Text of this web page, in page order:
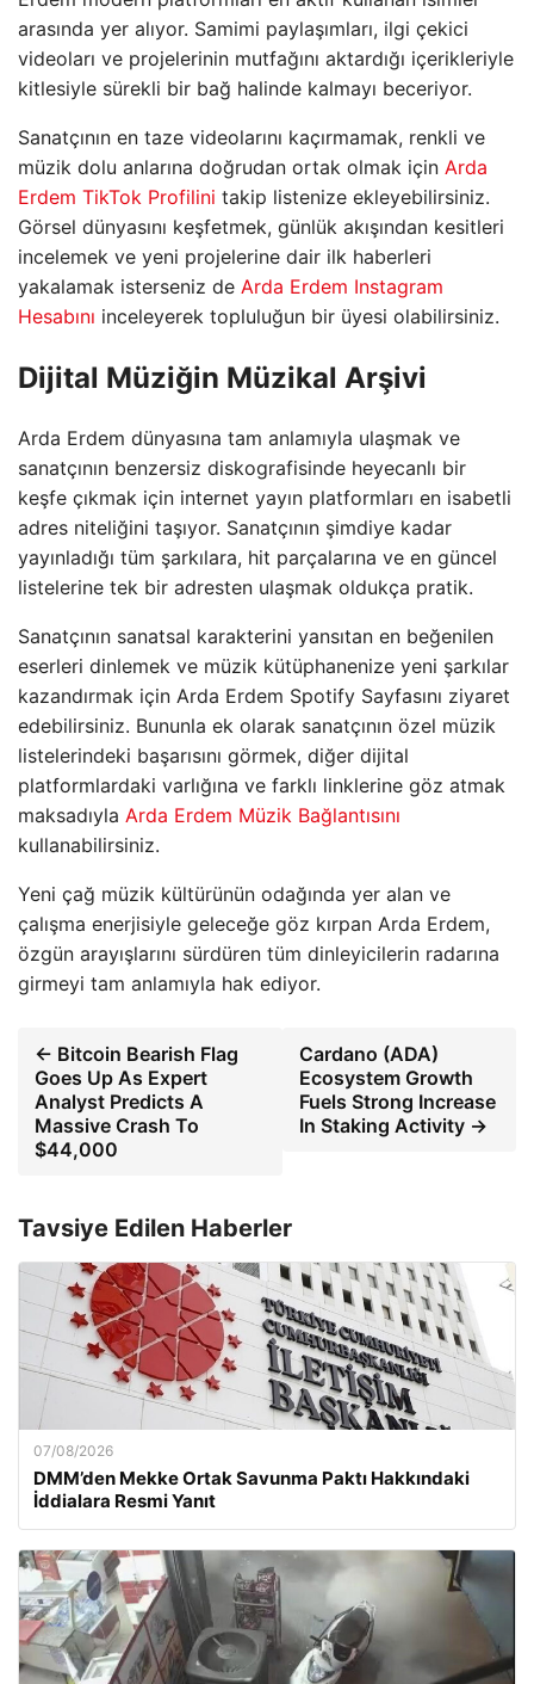
arasında yer alıyor. Samimi paylaşımları, ilgi çekici
videoları ve projelerinin mutfağını aktardığı içerikleriyle
kitlesiyle sürekli bir bağ halinde kalmayı beceriyor.
Sanatçının en taze videolarını kaçırmamak, renkli ve
müzik dolu anlarına doğrudan ortak olmak için Arda
Erdem TikTok Profilini takip listenize ekleyebilirsiniz.
Görsel dünyasını keşfetmek, günlük akışından kesitleri
incelemek ve yeni projelerine dair ilk haberleri
yakalamak isterseniz de Arda Erdem Instagram
Hesabını inceleyerek topluluğun bir üyesi olabilirsiniz.
Dijital Müziğin Müzikal Arşivi
Arda Erdem dünyasına tam anlamıyla ulaşmak ve
sanatçının benzersiz diskografisinde heyecanlı bir
keşfe çıkmak için internet yayın platformları en isabetli
adres niteliğini taşıyor. Sanatçının şimdiye kadar
yayınladığı tüm şarkılara, hit parçalarına ve en güncel
listelerine tek bir adresten ulaşmak oldukça pratik.
Sanatçının sanatsal karakterini yansıtan en beğenilen
eserleri dinlemek ve müzik kütüphanenize yeni şarkılar
kazandırmak için Arda Erdem Spotify Sayfasını ziyaret
edebilirsiniz. Bununla ek olarak sanatçının özel müzik
listelerindeki başarısını görmek, diğer dijital
platformlardaki varlığına ve farklı linklerine göz atmak
maksadıyla Arda Erdem Müzik Bağlantısını
kullanabilirsiniz.
Yeni çağ müzik kültürünün odağında yer alan ve
çalışma enerjisiyle geleceğe göz kırpan Arda Erdem,
özgün arayışlarını sürdüren tüm dinleyicilerin radarına
girmeyi tam anlamıyla hak ediyor.
← Bitcoin Bearish Flag
Goes Up As Expert
Analyst Predicts A
Massive Crash To
$44,000
Cardano (ADA)
Ecosystem Growth
Fuels Strong Increase
In Staking Activity →
Tavsiye Edilen Haberler
07/08/2026
DMM’den Mekke Ortak Savunma Paktı Hakkındaki
İddialara Resmi Yanıt